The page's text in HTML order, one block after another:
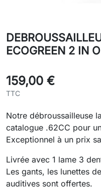
ECOGREEN 2 IN
159,00 €
TTC
Notre débroussailleuse
catalogue .62CC pour
Exceptionnel à un prix
Livrée avec 1 lame 3
Les gants, les lunettes
auditives sont offertes.